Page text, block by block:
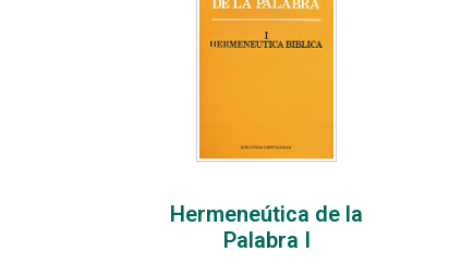
Hermeneútica de la
Palabra I